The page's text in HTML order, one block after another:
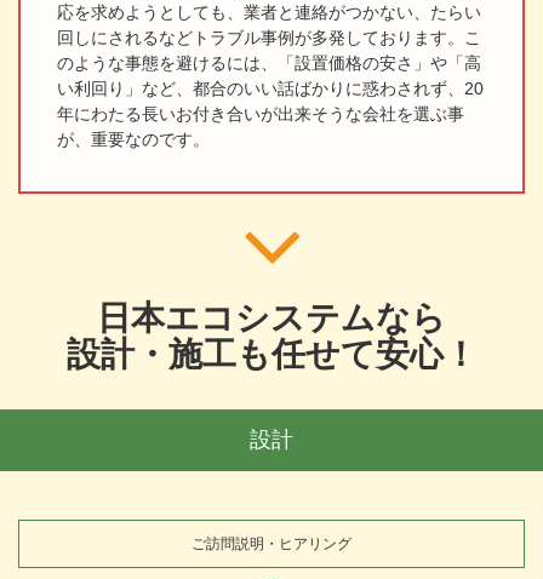
応を求めようとしても、業者と連絡がつかない、たらい
回しにされるなどトラブル事例が多発しております。こ
のような事態を避けるには、「設置価格の安さ」や「高
い利回り」など、都合のいい話ばかりに惑わされず、20
年にわたる長いお付き合いが出来そうな会社を選ぶ事
が、重要なのです。
日本エコシステムなら
設計・施工も任せて安心！
設計
ご訪問説明 ・ ヒアリング